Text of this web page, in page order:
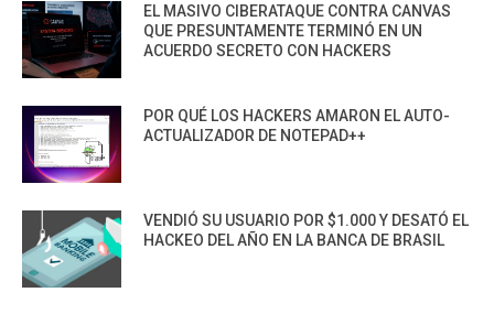
EL MASIVO CIBERATAQUE CONTRA CANVAS
QUE PRESUNTAMENTE TERMINÓ EN UN
ACUERDO SECRETO CON HACKERS
POR QUÉ LOS HACKERS AMARON EL AUTO-
ACTUALIZADOR DE NOTEPAD++
VENDIÓ SU USUARIO POR $1.000 Y DESATÓ EL
HACKEO DEL AÑO EN LA BANCA DE BRASIL